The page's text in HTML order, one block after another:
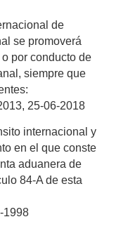
de
se promoverá
por conducto de
siempre que
25-06-2018
internacional y
en el que conste
aduanera de
84-A de esta
1998